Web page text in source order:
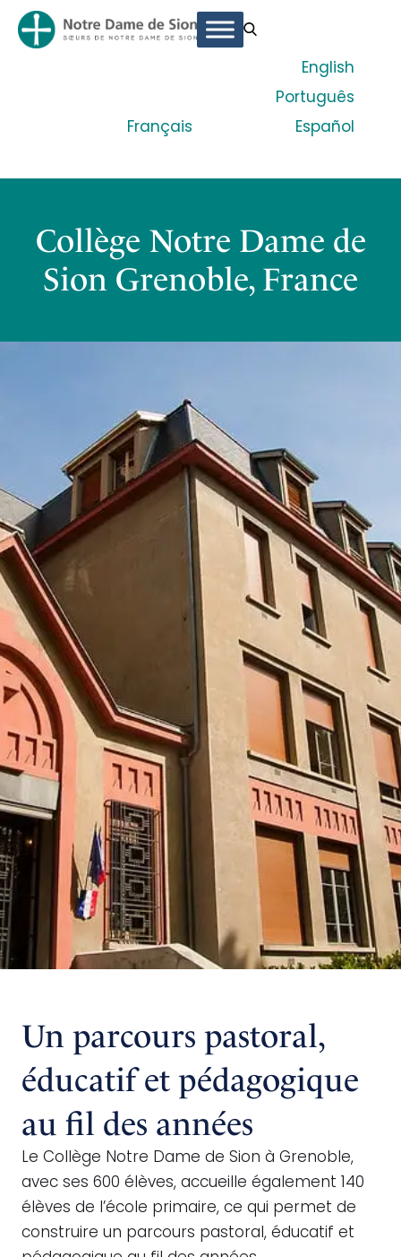
Français
English
Português
Español
Collège Notre Dame de
Sion Grenoble, France
Un parcours pastoral,
éducatif et pédagogique
au fil des années
Le Collège Notre Dame de Sion à Grenoble,
avec ses 600 élèves, accueille également 140
élèves de l’école primaire, ce qui permet de
construire un parcours pastoral, éducatif et